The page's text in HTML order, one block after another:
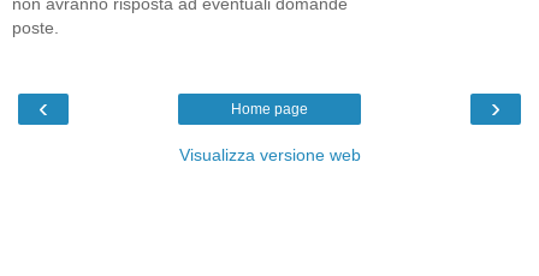
non avranno risposta ad eventuali domande
poste.
‹ ›
Home page
Visualizza versione web